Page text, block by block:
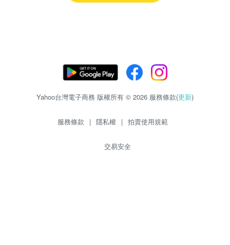
Yahoo台灣電子商務 版權所有 © 2026 服務條款(更新)
服務條款 | 隱私權 | 拍賣使用規範
交易安全